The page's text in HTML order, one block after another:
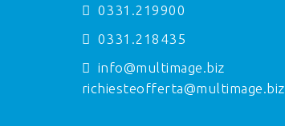
0331.219900
0331.218435
info@multimage.biz
richiesteofferta@multimage.biz